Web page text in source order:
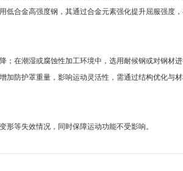
低合金高强度钢，其通过合金元素强化提升屈服强度
在潮湿或腐蚀性加工环境中，选用耐候钢或对钢材
加防护罩重量，影响运动灵活性，需通过结构优化与
等失效情况，同时保障运动功能不受影响。